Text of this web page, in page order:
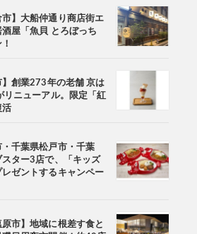
市】大船仲通り商店街エ
酒屋「魚貝 とろぼっち
】創業273年の老舗 京は
ニューアル。限定「紅
活
・千葉県松戸市・千葉
スター3店で、「キッズ
ゼントするキャンペー
原市】地域に根差す食と